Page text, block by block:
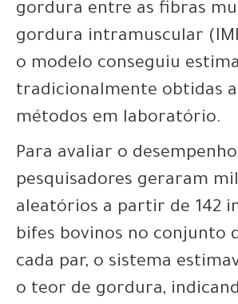
gordura entre as fibras
gordura intramuscular
o modelo conseguiu
tradicionalmente obtidas
métodos em laboratório.
Para avaliar o
pesquisadores geraram
aleatórios a partir de 142
bifes bovinos no conjunto
cada par, o sistema
o teor de gordura,